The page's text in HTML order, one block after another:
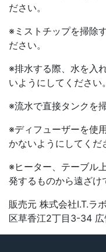
ださい。
※ミストチップを掃除
ださい。
※排水する際、水を入
いようにしてください。
※流水で直接タンクを
※ディフューザーを使
かないようにしてくだ
※ヒーター、テーブル
発するものから遠ざけ
販売元 株式会社I.T.
区草香江2丁目3-34